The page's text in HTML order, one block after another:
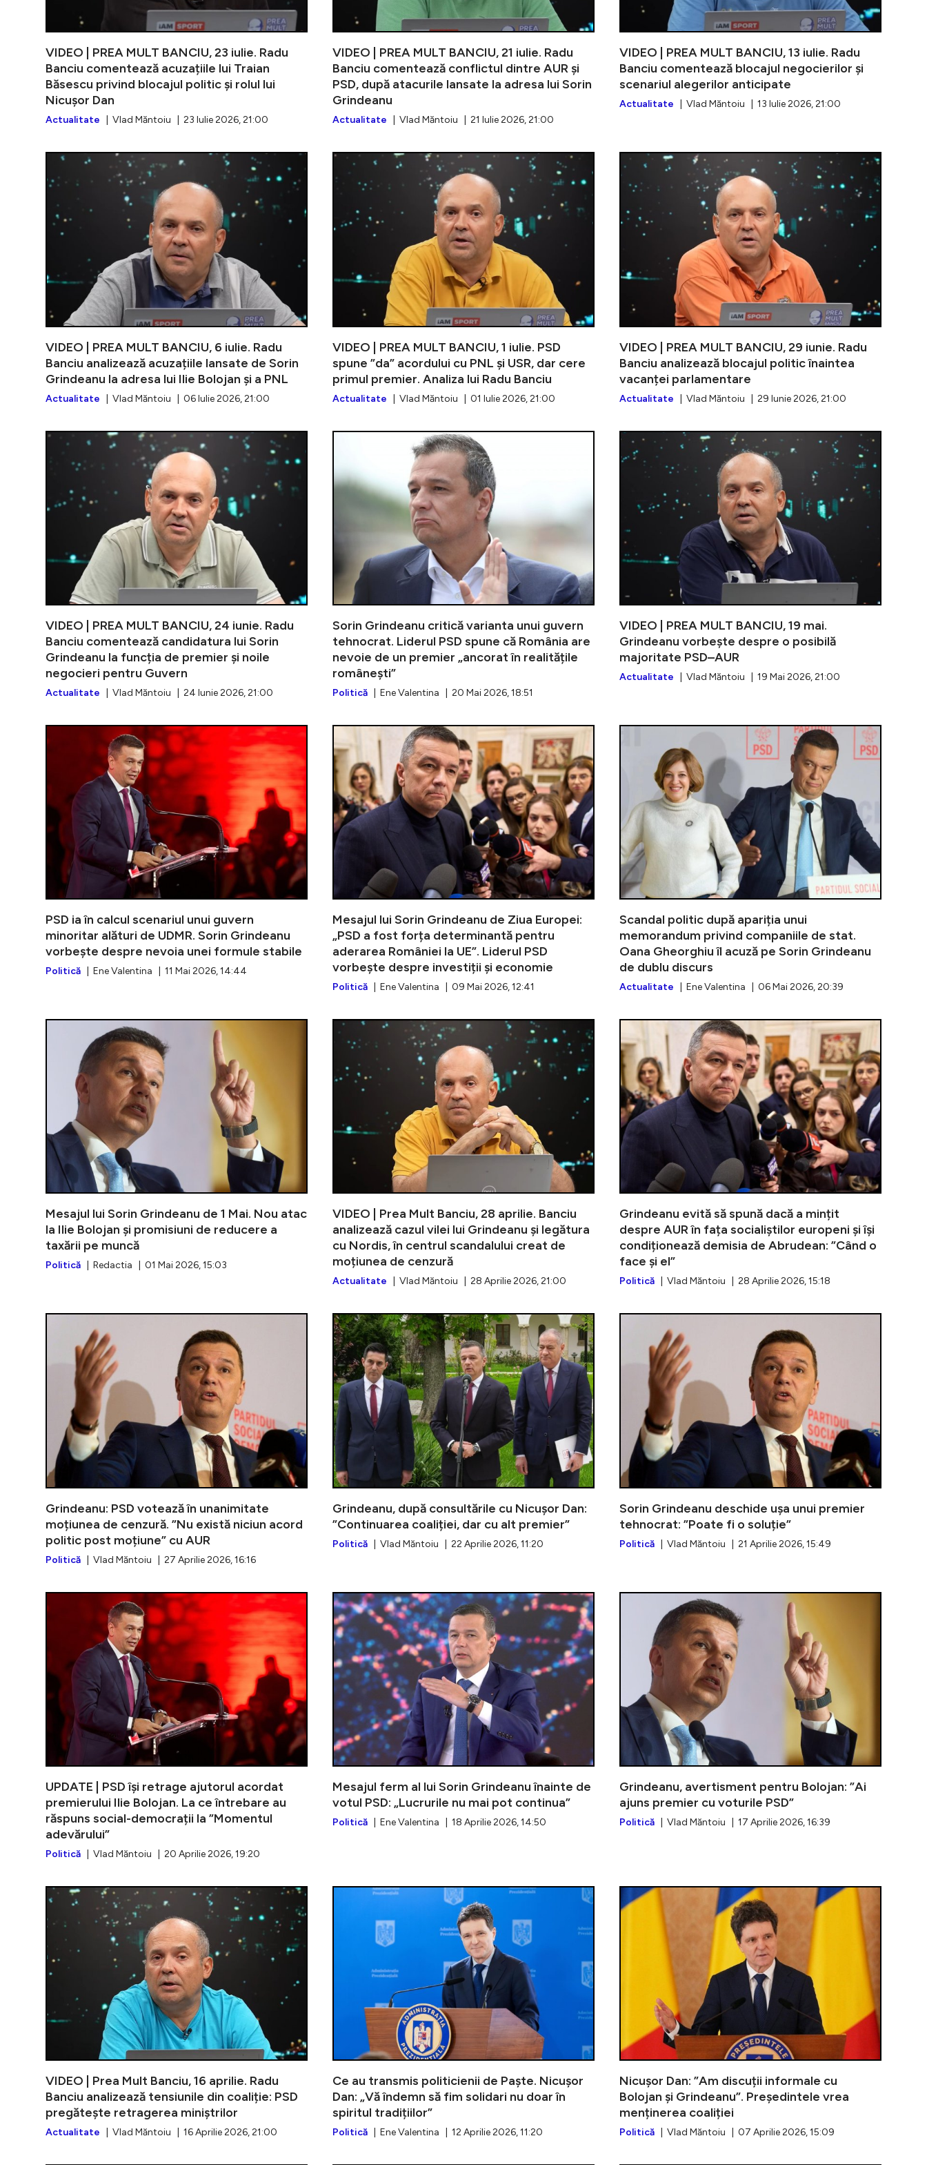
VIDEO | PREA MULT BANCIU, 23 iulie. Radu
Banciu comentează acuzațiile lui Traian
Băsescu privind blocajul politic și rolul lui
Nicușor Dan
Actualitate | Vlad Măntoiu | 23 Iulie 2026, 21:00
VIDEO | PREA MULT BANCIU, 21 iulie. Radu
Banciu comentează conflictul dintre AUR și
PSD, după atacurile lansate la adresa lui Sorin
Grindeanu
Actualitate | Vlad Măntoiu | 21 Iulie 2026, 21:00
VIDEO | PREA MULT BANCIU, 13 iulie. Radu
Banciu comentează blocajul negocierilor și
scenariul alegerilor anticipate
Actualitate | Vlad Măntoiu | 13 Iulie 2026, 21:00
VIDEO | PREA MULT BANCIU, 6 iulie. Radu
Banciu analizează acuzațiile lansate de Sorin
Grindeanu la adresa lui Ilie Bolojan și a PNL
Actualitate | Vlad Măntoiu | 06 Iulie 2026, 21:00
VIDEO | PREA MULT BANCIU, 6 iulie. Radu Banciu analizează
VIDEO | PREA MULT BANCIU, 1 iulie. PSD
spune ”da” acordului cu PNL și USR, dar cere
primul premier. Analiza lui Radu Banciu
Actualitate | Vlad Măntoiu | 01 Iulie 2026, 21:00
VIDEO |
VIDEO | PREA MULT BANCIU, 29 iunie. Radu
Banciu analizează blocajul politic înaintea
vacanței parlamentare
Actualitate | Vlad Măntoiu | 29 Iunie 2026, 21:00
VIDEO | PREA MULT BANCIU, 24 iunie. Radu
Banciu comentează candidatura lui Sorin
Grindeanu la funcția de premier și noile
negocieri pentru Guvern
Actualitate | Vlad Măntoiu | 24 Iunie 2026, 21:00
VIDEO | PREA MULT BANCIU, 24 iunie. Radu Banciu
Sorin Grindeanu critică varianta unui guvern
tehnocrat. Liderul PSD spune că România are
nevoie de un premier „ancorat în realitățile
românești”
Politică | Ene Valentina | 20 Mai 2026, 18:51
Sorin
VIDEO | PREA MULT BANCIU, 19 mai.
Grindeanu vorbește despre o posibilă
majoritate PSD–AUR
Actualitate | Vlad Măntoiu | 19 Mai 2026, 21:00
PSD ia în calcul scenariul unui guvern
minoritar alături de UDMR. Sorin Grindeanu
vorbește despre nevoia unei formule stabile
Politică | Ene Valentina | 11 Mai 2026, 14:44
PSD ia în calcul scenariul unui guvern minoritar alături de
Mesajul lui Sorin Grindeanu de Ziua Europei:
„PSD a fost forța determinantă pentru
aderarea României la UE”. Liderul PSD
vorbește despre investiții și economie
Politică | Ene Valentina | 09 Mai 2026, 12:41
Mesajul lui
Scandal politic după apariția unui
memorandum privind companiile de stat.
Oana Gheorghiu îl acuză pe Sorin Grindeanu
de dublu discurs
Actualitate | Ene Valentina | 06 Mai 2026, 20:39
Mesajul lui Sorin Grindeanu de 1 Mai. Nou atac
la Ilie Bolojan și promisiuni de reducere a
taxării pe muncă
Politică | Redactia | 01 Mai 2026, 15:03
Mesajul lui Sorin Grindeanu de 1 Mai. Nou atac la Ilie Bolojan și
VIDEO | Prea Mult Banciu, 28 aprilie. Banciu
analizează cazul vilei lui Grindeanu și legătura
cu Nordis, în centrul scandalului creat de
moțiunea de cenzură
Actualitate | Vlad Măntoiu | 28 Aprilie 2026, 21:00
VIDEO |
Grindeanu evită să spună dacă a mințit
despre AUR în fața socialiștilor europeni și își
condiționează demisia de Abrudean: ”Când o
face și el”
Politică | Vlad Măntoiu | 28 Aprilie 2026, 15:18
Grindeanu: PSD votează în unanimitate
moțiunea de cenzură. ”Nu există niciun acord
politic post moțiune” cu AUR
Politică | Vlad Măntoiu | 27 Aprilie 2026, 16:16
Grindeanu: PSD votează în unanimitate moțiunea de cenzură.
Grindeanu, după consultările cu Nicușor Dan:
”Continuarea coaliției, dar cu alt premier”
Politică | Vlad Măntoiu | 22 Aprilie 2026, 11:20
Sorin Grindeanu deschide ușa unui premier
tehnocrat: ”Poate fi o soluție”
Politică | Vlad Măntoiu | 21 Aprilie 2026, 15:49
UPDATE | PSD își retrage ajutorul acordat
premierului Ilie Bolojan. La ce întrebare au
răspuns social-democrații la ”Momentul
adevărului”
Politică | Vlad Măntoiu | 20 Aprilie 2026, 19:20
UPDATE | PSD își retrage ajutorul acordat premierului Ilie
Mesajul ferm al lui Sorin Grindeanu înainte de
votul PSD: „Lucrurile nu mai pot continua”
Politică | Ene Valentina | 18 Aprilie 2026, 14:50
Grindeanu, avertisment pentru Bolojan: ”Ai
ajuns premier cu voturile PSD”
Politică | Vlad Măntoiu | 17 Aprilie 2026, 16:39
VIDEO | Prea Mult Banciu, 16 aprilie. Radu
Banciu analizează tensiunile din coaliție: PSD
pregătește retragerea miniștrilor
Actualitate | Vlad Măntoiu | 16 Aprilie 2026, 21:00
VIDEO | Prea Mult Banciu, 16 aprilie. Radu Banciu analizează
Ce au transmis politicienii de Paște. Nicușor
Dan: „Vă îndemn să fim solidari nu doar în
spiritul tradițiilor”
Politică | Ene Valentina | 12 Aprilie 2026, 11:20
Ce au
Nicușor Dan: ”Am discuții informale cu
Bolojan și Grindeanu”. Președintele vrea
menținerea coaliției
Politică | Vlad Măntoiu | 07 Aprilie 2026, 15:09